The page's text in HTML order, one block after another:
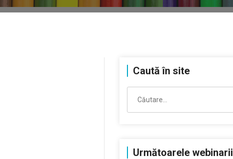
Caută în site
după:
Următoarele webinarii